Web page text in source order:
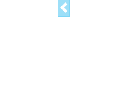
Previous